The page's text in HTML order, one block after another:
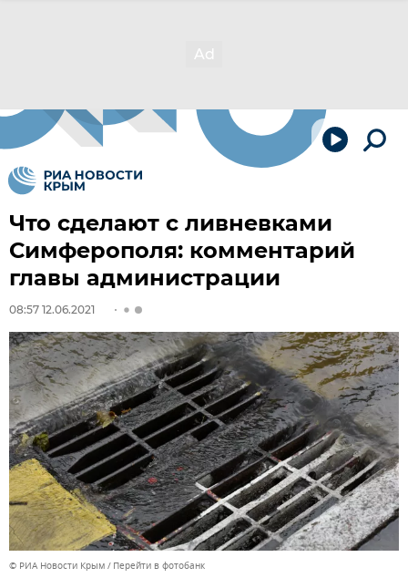
Что сделают с ливневками
Симферополя: комментарий
главы администрации
08:57 12.06.2021
© РИА Новости Крым Перейти в фотобанк